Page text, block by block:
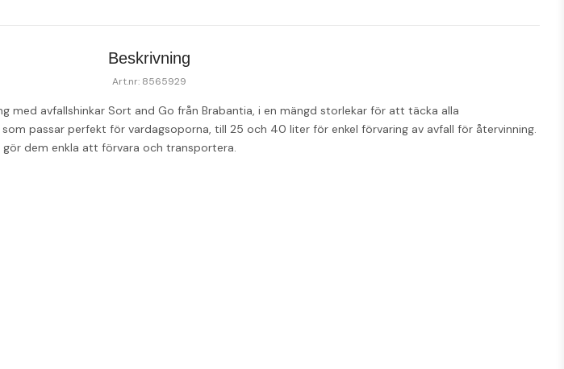
Beskrivning
Art.nr: 8565929
med avfallshinkar Sort and Go från Brabantia, i en mängd storlekar för att täcka alla
passar perfekt för vardagsoporna, till 25 och 40 liter för enkel förvaring av avfall för återvinning.
dem enkla att förvara och transportera.